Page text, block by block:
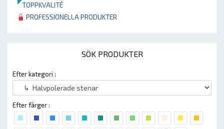
TOPPKVALITÉ
PROFESSIONELLA PRODUKTER
SÖK PRODUKTER
Efter kategori :
Efter färger :